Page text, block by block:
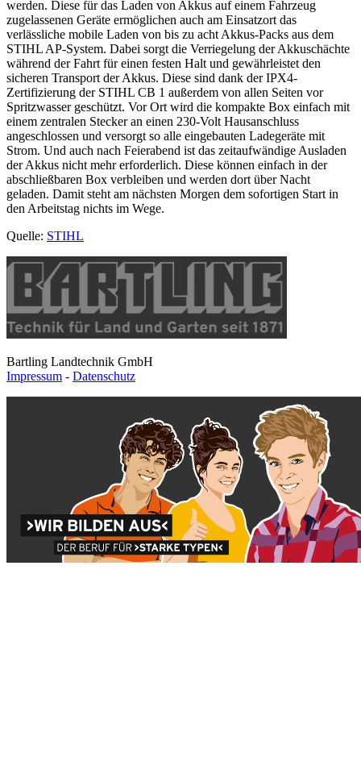
werden. Diese für das Laden von Akkus auf einem Fahrzeug
zugelassenen Geräte ermöglichen auch am Einsatzort das
verlässliche mobile Laden von bis zu acht Akkus-Packs aus dem
STIHL AP-System. Dabei sorgt die Verriegelung der Akkuschächte
während der Fahrt für einen festen Halt und gewährleistet den
sicheren Transport der Akkus. Diese sind dank der IPX4-
Zertifizierung der STIHL CB 1 außerdem von allen Seiten vor
Spritzwasser geschützt. Vor Ort wird die kompakte Box einfach mit
einem zentralen Stecker an einen 230-Volt Hausanschluss
angeschlossen und versorgt so alle eingebauten Ladegeräte mit
Strom. Und auch nach Feierabend ist das zeitaufwändige Ausladen
der Akkus nicht mehr erforderlich. Diese können einfach in der
abschließbaren Box verbleiben und werden dort über Nacht
geladen. Damit steht am nächsten Morgen dem sofortigen Start in
den Arbeitstag nichts im Wege.
Quelle: STIHL
Bartling Landtechnik GmbH
Impressum - Datenschutz